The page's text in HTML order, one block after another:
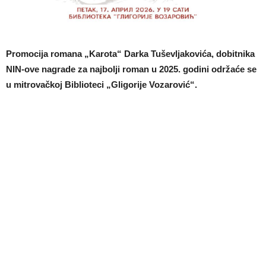
Promocija romana „Karota“ Darka Tuševljakovića, dobitnika
NIN-ove nagrade za najbolji roman u 2025. godini održaće se
u mitrovačkoj Biblioteci „Gligorije Vozarović“.